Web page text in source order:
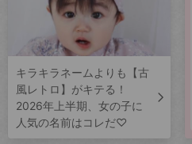
キラキラネームよりも【古
風レトロ】がキテる！
2026年上半期、女の子に
人気の名前はコレだ♡